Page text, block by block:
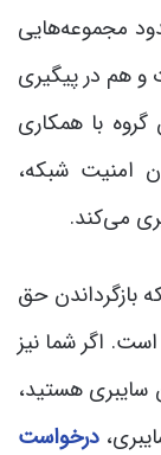
مجموعه‌هایی
و هم در پیگیری
با همکاری
امنیت شبکه،
می‌کند.
حق
اگر شما نیز
سایبری هستید،
درخواست